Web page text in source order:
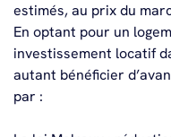
estimés, au prix du
En optant pour un
investissement locatif
autant bénéficier
par :